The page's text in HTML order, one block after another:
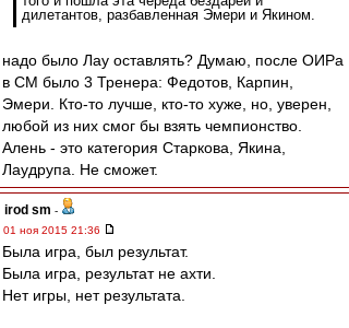
дилетантов, разбавленная Эмери и Якином.
надо было Лау оставлять? Думаю, после ОИРа
в СМ было 3 Тренера: Федотов, Карпин,
Эмери. Кто-то лучше, кто-то хуже, но, уверен,
любой из них смог бы взять чемпионство.
Алень - это категория Старкова, Якина,
Лаудрупа. Не сможет.
irod sm -
01 ноя 2015 21:36
Была игра, был результат.
Была игра, результат не ахти.
Нет игры, нет результата.